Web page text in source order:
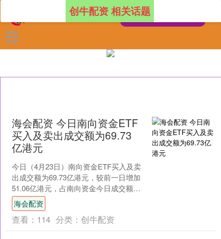
创牛配资 相关话题
海会配资 今日南向资金ETF
买入及卖出成交额为69.73
亿港元
今日（4月23日）南向资金ETF买入及卖
出成交额为69.73亿港元，较前一日增加
51.06亿港元，占南向资金今日成交额的
6.31%。 具体来看，港股通（沪）ET....
海会配资
查看： 114 分类： 创牛配资